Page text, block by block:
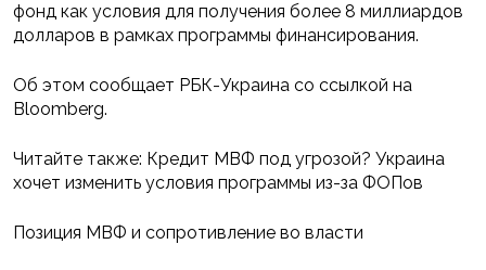
фонд как условия для получения более 8 миллиардов
долларов в рамках программы финансирования.
Об этом сообщает РБК-Украина со ссылкой на
Bloomberg.
Читайте также: Кредит МВФ под угрозой? Украина
хочет изменить условия программы из-за ФОПов
Позиция МВФ и сопротивление во власти